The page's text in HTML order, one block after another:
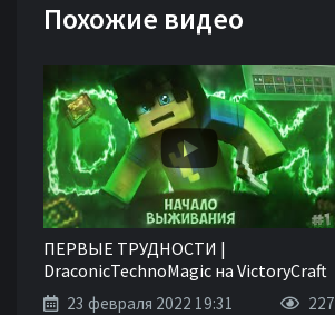
Похожие видео
ПЕРВЫЕ ТРУДНОСТИ |
DraconicTechnoMagic на VictoryCraft
#1 - Майнкрафт Сервер с Модами
23 февраля 2022 19:31 227